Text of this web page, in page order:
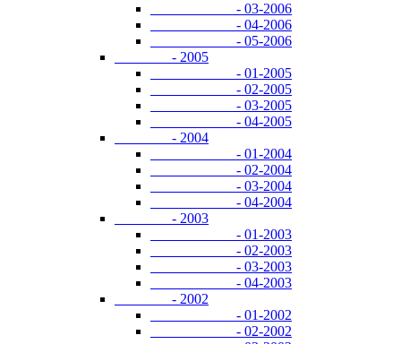
- 03-2006
- 04-2006
- 05-2006
- 2005
- 01-2005
- 02-2005
- 03-2005
- 04-2005
- 2004
- 01-2004
- 02-2004
- 03-2004
- 04-2004
- 2003
- 01-2003
- 02-2003
- 03-2003
- 04-2003
- 2002
- 01-2002
- 02-2002